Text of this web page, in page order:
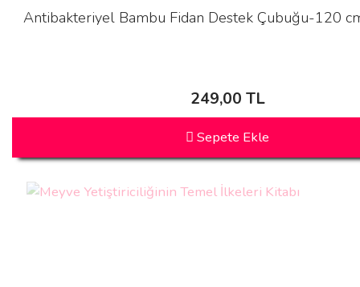
Antibakteriyel Bambu Fidan Destek Çubuğu-120
249,00 TL
Sepete Ekle